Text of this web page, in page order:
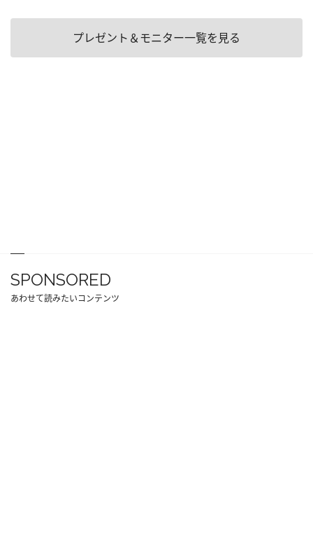
プレゼント＆モニター一覧を見る
SPONSORED
あわせて読みたいコンテンツ